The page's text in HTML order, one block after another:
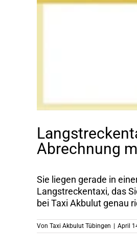
Abrechnung
Sie liegen gerade in
Langstreckentaxi, das
bei Taxi Akbulut genau
Von Taxi Akbulut Tübingen April